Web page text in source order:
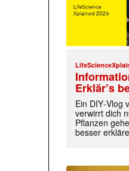
Erklär’s
Ein DIY‑Vlog
verwirrt dich
Pflanzen
besser